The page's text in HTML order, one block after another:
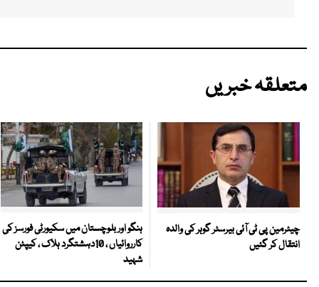
متعلقہ خبریں
چیئرمین پی ٹی آئی بیرسٹر گوہر کی والدہ
انتقال کر گئیں
ہنگو اور بلوچستان میں سکیورٹی فورسز کی
کارروائیاں ، 10دہشتگرد ہلاک ، کیپٹن
شہید